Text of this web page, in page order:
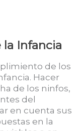
la Infancia
de los
Hacer
de los ninfos,
del
en cuenta sus
en la